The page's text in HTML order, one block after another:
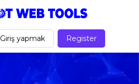
Giriş yapmak Register